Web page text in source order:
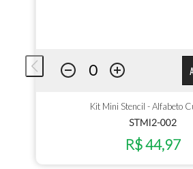
Kit Mini Stencil - Alfabeto
STMI2-002
R$ 44,97